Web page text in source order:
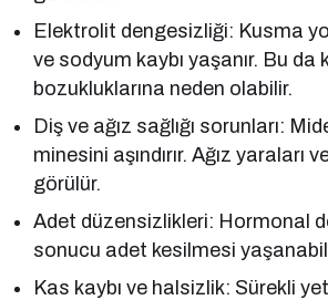
Elektrolit dengesizliği: Kusma
ve sodyum kaybı yaşanır. Bu da
bozukluklarına neden olabilir.
Diş ve ağız sağlığı sorunları:
minesini aşındırır. Ağız yaraları
görülür.
Adet düzensizlikleri: Hormonal
sonucu adet kesilmesi
Kas kaybı ve halsizlik: Sürekli